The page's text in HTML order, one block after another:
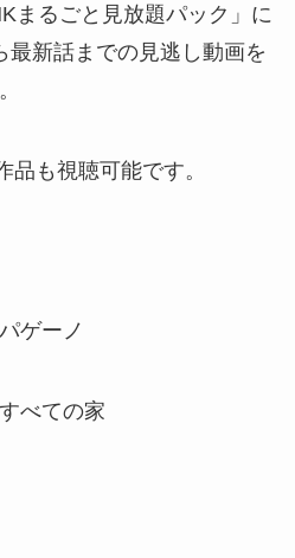
まるごと見放題パック」に
最新話までの見逃し動画を
品も視聴可能です。
ゲーノ
べての家